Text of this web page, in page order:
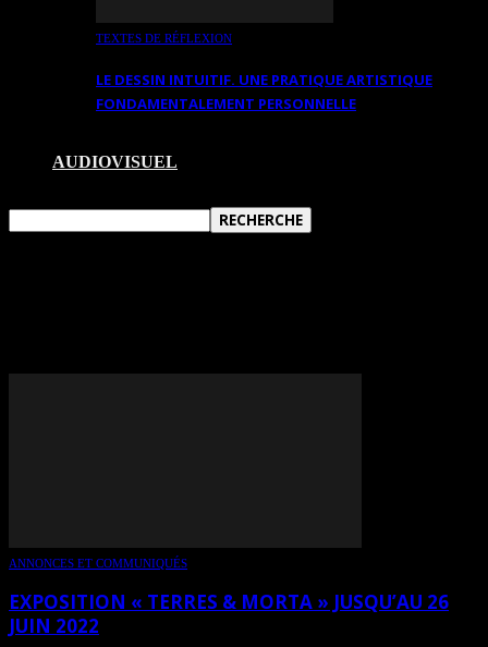
TEXTES DE RÉFLEXION
LE DESSIN INTUITIF. UNE PRATIQUE ARTISTIQUE
FONDAMENTALEMENT PERSONNELLE
AUDIOVISUEL
ANNONCES ET COMMUNIQUÉS
EXPOSITION « TERRES & MORTA » JUSQU’AU 26
JUIN 2022